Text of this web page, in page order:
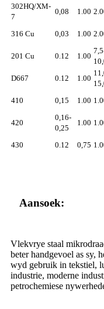
302HQ/XM-
7
0,08 1.00
316 Cu
0,03 1.00
201 Cu
0.12 1.00
D667 0.12 1.00
410
0,15 1.00
420
0,16-
0,25
1.00
430 0.12 0,75
Aansoek:
Vlekvrye staal
beter handgevoel as sy,
wyd gebruik in tekstiel,
industrie, moderne
petrochemiese